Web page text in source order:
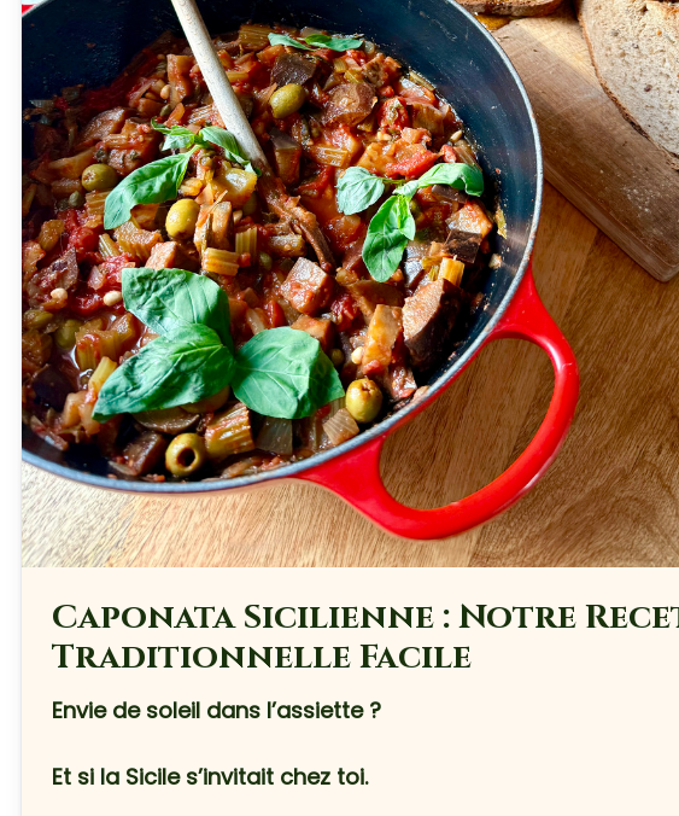
Caponata Sicilienne : Notre
Traditionnelle Facile
Envie de soleil dans l’assiette ?
Et si la Sicile s’invitait chez toi.
Deviens